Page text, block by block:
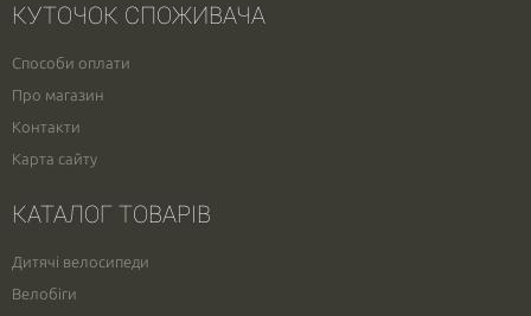
КУТОЧОК СПОЖИВАЧА
Способи оплати
Про магазин
Контакти
Карта сайту
КАТАЛОГ ТОВАРІВ
Дитячі велосипеди
Велобіги